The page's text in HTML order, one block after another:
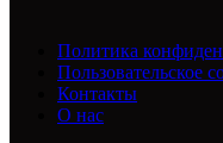
Политика
Пользовательское
Контакты
О нас